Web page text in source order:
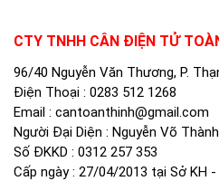
CTY TNHH CÂN ĐIỆN TỬ
96/40 Nguyễn Văn Thương, P.
Điện Thoại : 0283 512 1268
Email : cantoanthinh@gmail.com
Người Đại Diện : Nguyễn Võ
Số ĐKKD : 0312 257 353
Cấp ngày : 27/04/2013 tại Sở KH